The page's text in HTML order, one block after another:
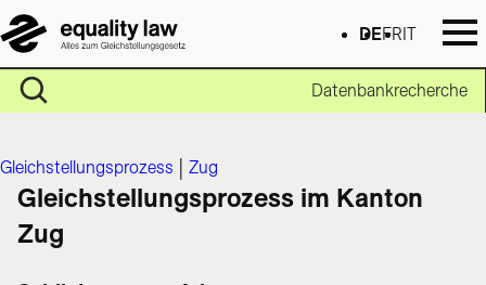
DEFR IT
Datenbankrecherche
Gleichstellungsprozess Zug
Gleichstellungsprozess im Kanton
Zug